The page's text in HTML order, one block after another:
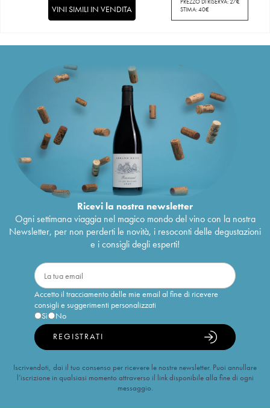
STIMA:40€
VINI SIMILI IN VENDITA
Ricevi la nostra newsletter
Ogni settimana viaggia nel magico mondo del vino con la nostra
Newsletter, per non perderti le novità, i resoconti delle degustazioni
e i consigli degli esperti!
Accetto il tracciamento delle mie email al fine di ricevere
consigli e suggerimenti personalizzati
Sì
No
REGISTRATI
Iscrivendoti, dai il tuo consenso per ricevere le nostre newsletter. Puoi annullare
l’iscrizione in qualsiasi momento attraverso il link disponibile alla fine di ogni
messaggio.